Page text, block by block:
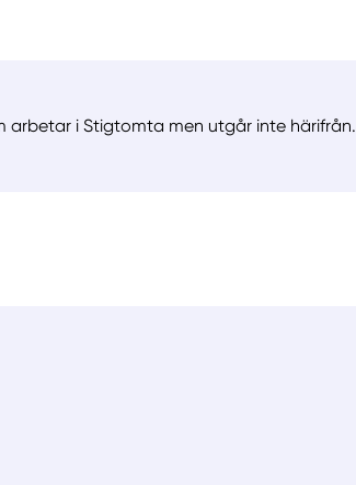
arbetar i Stigtomta men utgår inte härifrån.